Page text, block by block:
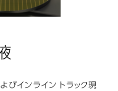
びインライン トラック現